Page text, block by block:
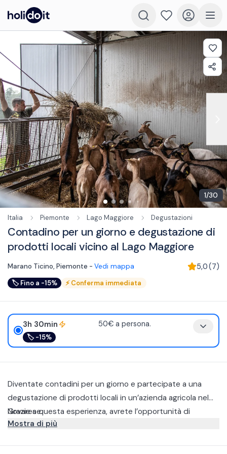
1/30
Italia Piemonte Lago Maggiore Degustazioni
Contadino per un giorno e degustazione di
prodotti locali vicino al Lago Maggiore
Marano Ticino, Piemonte - Vedi mappa 5,0(7)
🏷 Fino a -15% ⚡Conferma immediata
3h 30min
🏷 -15%
50€ a persona.
Diventate contadini per un giorno e partecipate a una
degustazione di prodotti locali in un’azienda agricola nel
Novarese.
Grazie a questa esperienza, avrete l’opportunità di
immergervi nella vita agricola e di trascorrere una giornata a
Mostra di più